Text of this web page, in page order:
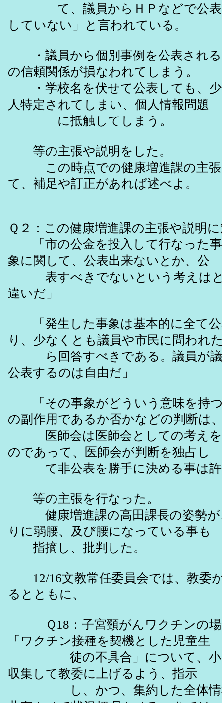
て、議員からＨＰなどで公表
していない」と言われている。
・議員から個別事例を公表される
の信頼関係が損なわれてしまう。
・学校名を伏せて公表しても、少
人特定されてしまい、個人情報問題
に抵触してしまう。
等の主張や説明をした。
この時点での健康増進課の主張
て、補足や訂正があれば述べよ。
Ｑ２：この健康増進課の主張や説明
「市の公金を投入して行なった事
象に関して、公表出来ないとか、公
表すべきでないという考えはと
違いだ」
「発生した事象は基本的に全て公
り、少なくとも議員や市民に問われ
ら回答すべきである。議員が議
公表するのは自由だ」
「その事象がどういう意味を持
の副作用であるか否かなどの判断は
医師会は医師会としての考えを
のであって、医師会が判断を独占し
て非公表を勝手に決める事は許
等の主張を行なった。
健康増進課の高田課長の姿勢が
りに弱腰、及び腰になっている事も
指摘し、批判した。
12/16文教常任委員会では、教委
るとともに、
Ｑ18：子宮頸がんワクチンの場
「ワクチン接種を契機とした児童生
徒の不具合」について、小さ
収集して教委に上げるよう、指示
し、かつ、集約した全体情報